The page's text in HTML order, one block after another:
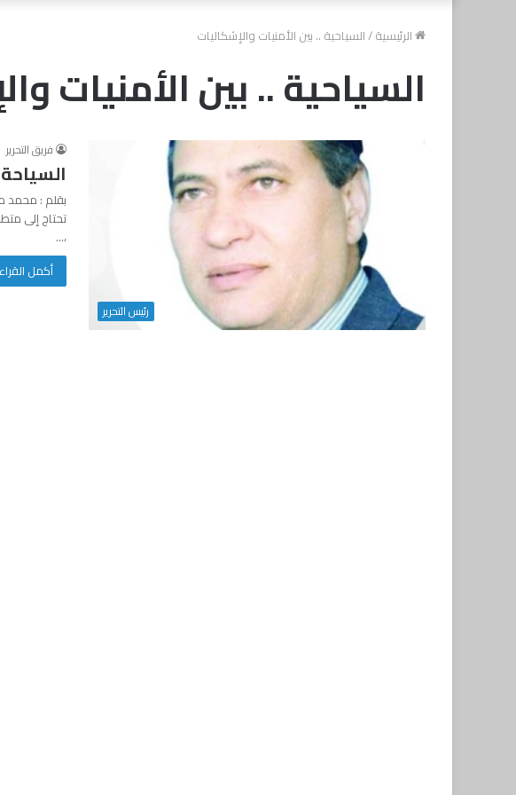
الرئيسية/السياحية .. بين الأمنيات والإشكاليات
السياحية .. بين الأمنيات
رئيس التحرير
فريق التحرير
بقلم : محمد
تحتاج إلى
،…
أكمل